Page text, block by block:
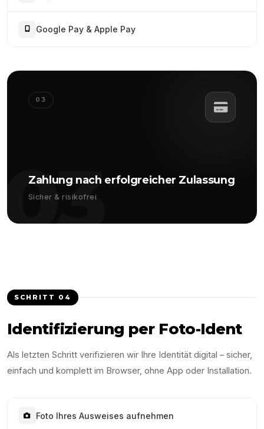
Google Pay & Apple Pay
03
03
Zahlung nach erfolgreicher Zulassung
Sicher & risikofrei
SCHRITT 04
Identifizierung per Foto-Ident
Als letzten Schritt verifizieren wir Ihre Identität digital – sicher,
einfach und komplett im Browser, ohne App oder Installation.
Foto Ihres Ausweises aufnehmen